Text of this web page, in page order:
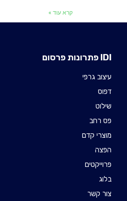
קרא עוד »
IDI פתרונות פרסום
עיצוב גרפי
דפוס
שילוט
פס רחב
מוצרי קדם
הפצה
פרוייקטים
בלוג
צור קשר